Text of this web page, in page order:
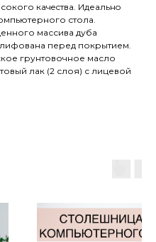
кaчeствa. Идеaльнo
стола.
массива дуба
перед покрытием.
грунтовочное масло
лак (2 слоя) с лицевой